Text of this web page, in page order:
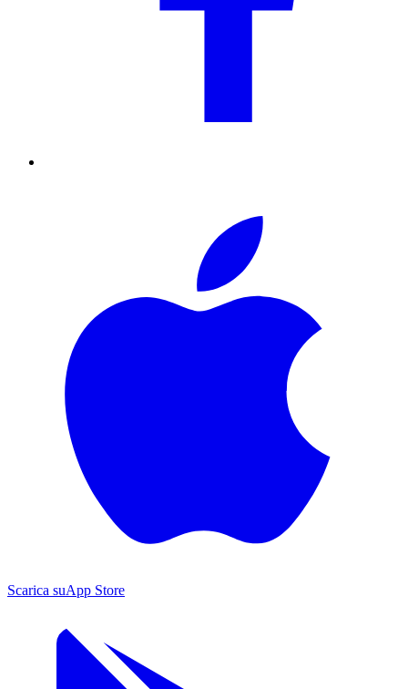
Scarica suApp Store